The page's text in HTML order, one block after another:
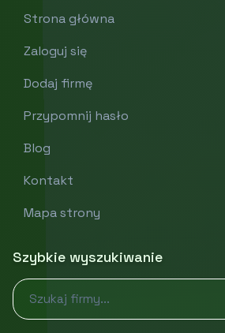
Strona główna
Zaloguj się
Dodaj firmę
Przypomnij hasło
Blog
Kontakt
Mapa strony
Szybkie wyszukiwanie